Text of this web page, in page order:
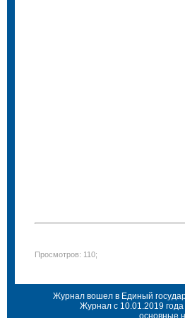
Просмотров: 110;
Журнал вошел в Единый
Журнал с 10.01.2019
основные